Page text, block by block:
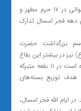
او ادامه داد: نورافشانی در ۱۴ بقعه، ایستگاه صلواتی در ۱۷ حرم مطهر و
فجر امسال تدارک
بزرگداشت حضرت
نیز در بیشتر این بقاع
برنامه‌ریزی شده است گفت: همچنین مقرر شده است در ۱۱ بقعه متبرکه
هدف توزیع بسته‌های
ایام الله فجر امسال،